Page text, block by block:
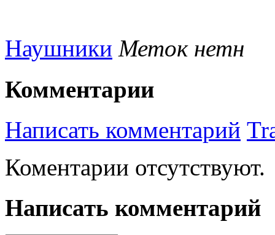
Наушники Меток нетн
Комментарии
Написать комментарий
Коментарии отсутствуют.
Написать комментарий